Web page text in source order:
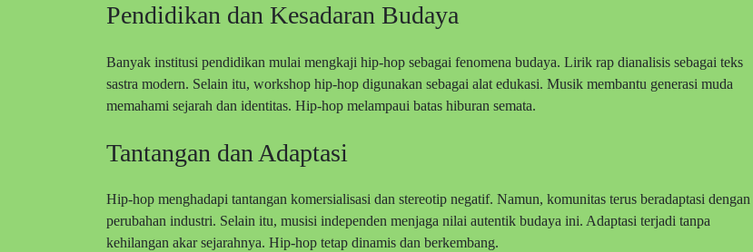
Pendidikan dan Kesadaran Budaya
Banyak institusi pendidikan mulai mengkaji hip-hop sebagai fenomena budaya. Lirik rap dianalisis sebagai teks
sastra modern. Selain itu, workshop hip-hop digunakan sebagai alat edukasi. Musik membantu generasi muda
memahami sejarah dan identitas. Hip-hop melampaui batas hiburan semata.
Tantangan dan Adaptasi
Hip-hop menghadapi tantangan komersialisasi dan stereotip negatif. Namun, komunitas terus beradaptasi dengan
perubahan industri. Selain itu, musisi independen menjaga nilai autentik budaya ini. Adaptasi terjadi tanpa
kehilangan akar sejarahnya. Hip-hop tetap dinamis dan berkembang.